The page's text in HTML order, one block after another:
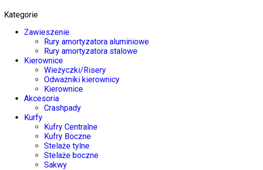
Kategorie
Zawieszenie
Rury amortyzatora aluminiowe
Rury amortyzatora stalowe
Kierownice
Wieżyczki/Risery
Odważniki kierownicy
Kierownice
Akcesoria
Crashpady
Kurfy
Kufry Centralne
Kufry Boczne
Stelaże tylne
Stelaże boczne
Sakwy